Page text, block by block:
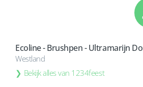
Ecoline - Brushpen - Ultramarijn
Westland
Bekijk alles van 1234feest